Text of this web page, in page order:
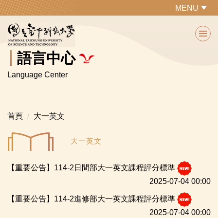
跳
主
要
容
區
語言中心
Language Center
MENU
首頁 大一英文
大一英文
【重要公告】114-2日間部大一英文課程評分標準
2025-07-04 00:00
【重要公告】114-2進修部大一英文課程評分標準
2025-07-04 00:00